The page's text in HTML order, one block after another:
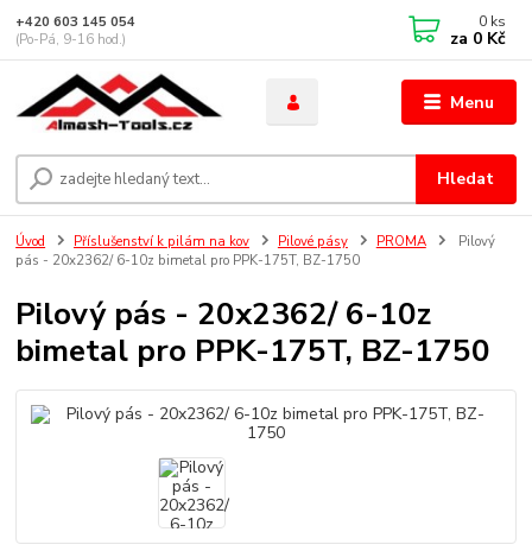
Menu
Hledat
+420 603 145 054
(Po-Pá, 9-16 hod.)
0 ks
za 0 Kč
Úvod Příslušenství k pilám na kov Pilové pásy PROMA
Pilový
pás - 20x2362/ 6-10z bimetal pro PPK-175T, BZ-1750
Pilový pás - 20x2362/ 6-10z
bimetal pro PPK-175T, BZ-1750